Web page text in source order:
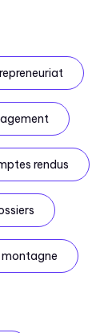
rendus